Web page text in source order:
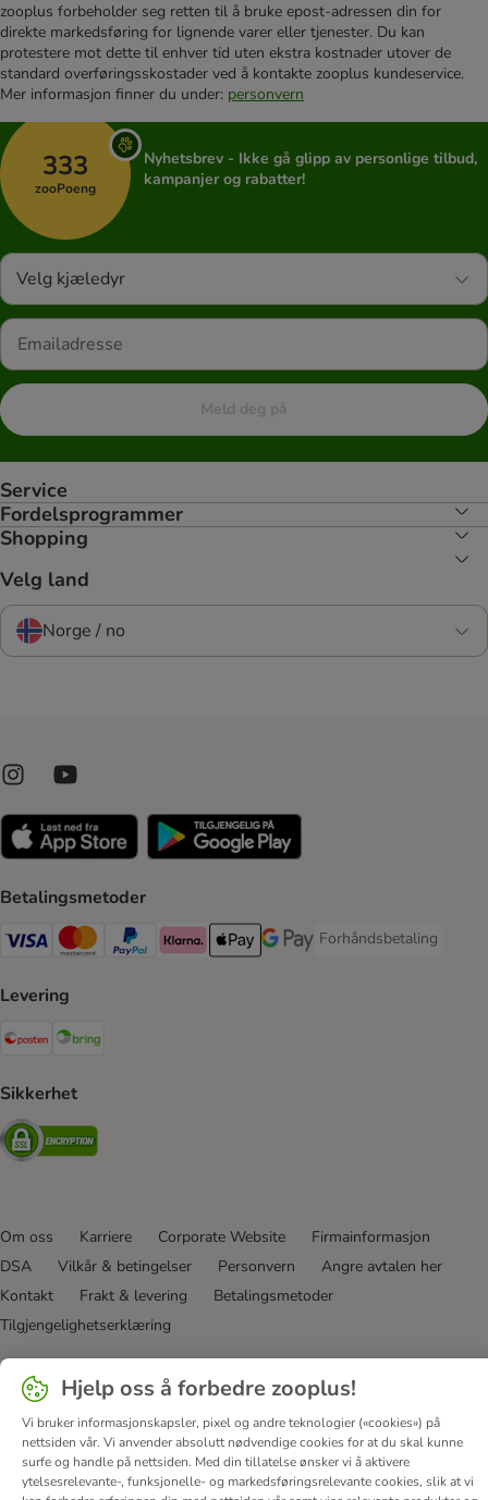
zooplus forbeholder seg retten til å bruke epost-adressen din for
direkte markedsføring for lignende varer eller tjenester. Du kan
protestere mot dette til enhver tid uten ekstra kostnader utover de
standard overføringsskostader ved å kontakte zooplus kundeservice.
Mer informasjon finner du under: personvern
333
zooPoeng
Nyhetsbrev - Ikke gå glipp av personlige tilbud,
kampanjer og rabatter!
Velg kjæledyr
Meld deg på
Service
Fordelsprogrammer
Shopping
Velg land
Norge / no
Betalingsmetoder
Visa Payment Method
Mastercard Payment Method
PayPal Payment Method
Klarna Payment Method
Apple Pay Payment Method
Google Pay Payment Method
Forhåndsbetaling
Forhåndsbetaling
Levering
Posten Shipping Method
Sikkerhet
Security
Om oss Karriere Corporate Website
Firmainformasjon
DSA
Vilkår & betingelser Personvern
Angre avtalen her
Kontakt
Frakt & levering
Betalingsmetoder
Tilgjengelighetserklæring
© zooplus SE
Hjelp oss å forbedre zooplus!
Vi bruker informasjonskapsler, pixel og andre teknologier («cookies») på
nettsiden vår. Vi anvender absolutt nødvendige cookies for at du skal kunne
surfe og handle på nettsiden. Med din tillatelse ønsker vi å aktivere
ytelsesrelevante-, funksjonelle- og markedsføringsrelevante cookies, slik at vi